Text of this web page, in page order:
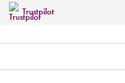
Trustpilot